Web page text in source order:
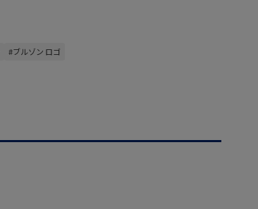
#ブルゾン ロゴ